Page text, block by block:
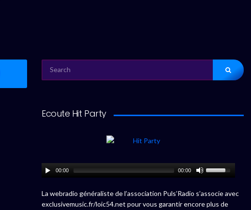
FOR:
Ecoute Hit Party
00:00 00:00
La webradio généraliste de l’association Puls’Radio s’associe avec
exclusivemusic.fr/loic54.net pour vous garantir encore plus de